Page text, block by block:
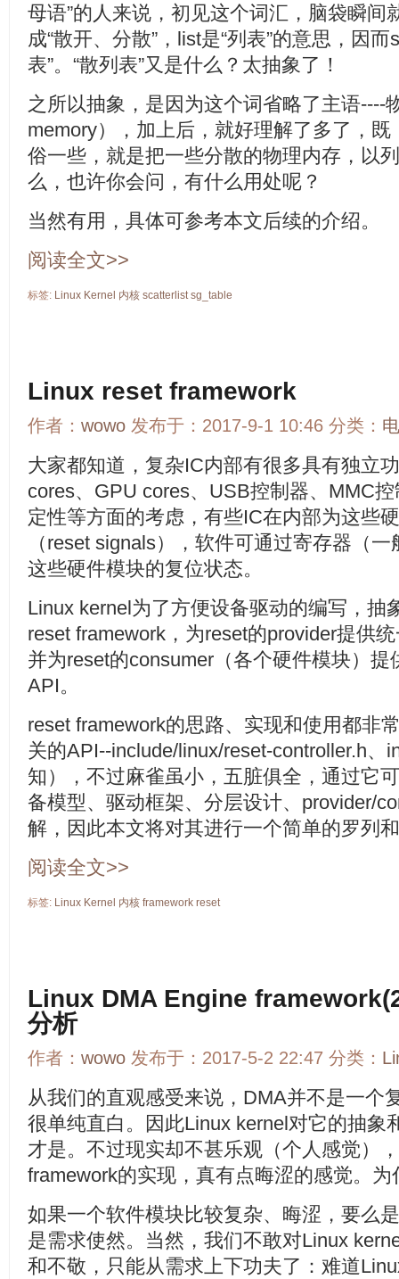
母语”的人来说，初见这个词汇，脑袋瞬间
成“散开、分散”，list是“列表”的意思，因
表”。“散列表”又是什么？太抽象了！
之所以抽象，是因为这个词省略了主语----
memory），加上后，就好理解了多了，
俗一些，就是把一些分散的物理内存，以
么，也许你会问，有什么用处呢？
当然有用，具体可参考本文后续的介绍。
阅读全文>>
标签: Linux Kernel 内核 scatterlist sg_table
Linux reset framework
作者： wowo 发布于：2017-9-1 10:46 分类：
大家都知道，复杂IC内部有很多具有独立
cores、GPU cores、USB控制器、MMC
定性等方面的考虑，有些IC在内部为这些
（reset signals），软件可通过寄存器（
这些硬件模块的复位状态。
Linux kernel为了方便设备驱动的编写，抽
reset framework，为reset的provider提供
并为reset的consumer（各个硬件模块）
API。
reset framework的思路、实现和使用都非
关的API--include/linux/reset-controller.h、
知），不过麻雀虽小，五脏俱全，通过它
备模型、驱动框架、分层设计、provider/
解，因此本文将对其进行一个简单的罗列
阅读全文>>
标签: Linux Kernel 内核 framework reset
Linux DMA Engine
分析
作者： wowo 发布于：2017-5-2 22:47 分类：
从我们的直观感受来说，DMA并不是一个
很单纯直白。因此Linux kernel对它的抽象
才是。不过现实却不甚乐观（个人感觉）
framework的实现，真有点晦涩的感觉。
如果一个软件模块比较复杂、晦涩，要么
是需求使然。当然，我们不敢对Linux
和不敬，只能从需求上下功夫了：难道